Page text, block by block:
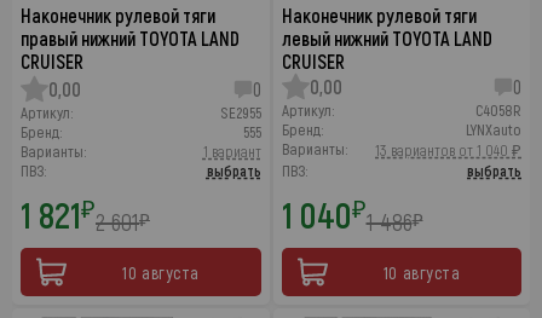
Наконечник рулевой тяги
правый нижний TOYOTA LAND
CRUISER
0,00
0
Артикул:
SE2955
Бренд:
555
Варианты:
1 вариант
ПВЗ:
выбрать
1 821₽2 601₽
10 августа
Наконечник рулевой тяги
левый нижний TOYOTA LAND
CRUISER
0,00
0
Артикул:
C4058R
Бренд:
LYNXauto
Варианты:
13 вариантов от 1 040 ₽
ПВЗ:
выбрать
1 040₽1 486₽
10 августа